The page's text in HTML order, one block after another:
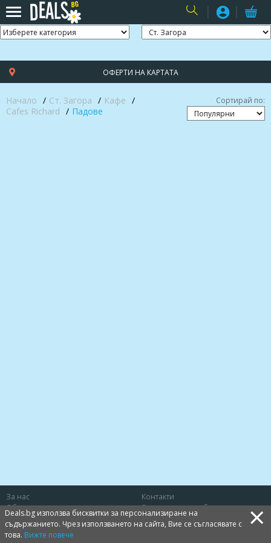
ОФЕРТИ НА КАРТАТА
Начало Ст. Загора
Кафе
Cafes Richard
Падове
Сортирай по:
За нас
Контакти
Общи условия
Защита на потребителя
Политика за лични данни
Бисквитки
Deals.bg използва бисквитки за персонализиране на
съдържанието. Чрез използването на сайта, Вие се съгласявате с
това. Вижте повече ×